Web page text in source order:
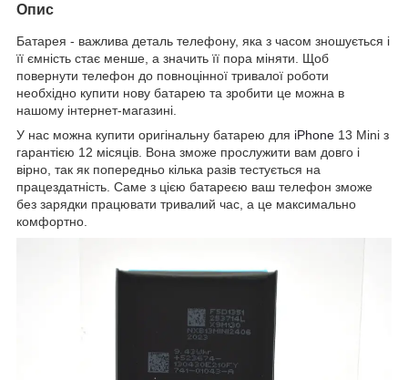
Опис
Батарея - важлива деталь телефону, яка з часом зношується і
її ємність стає менше, а значить її пора міняти. Щоб
повернути телефон до повноцінної тривалої роботи
необхідно купити нову батарею та зробити це можна в
нашому інтернет-магазині.
У нас можна купити оригінальну батарею для iPhone 13 Mini з
гарантією 12 місяців. Вона зможе прослужити вам довго і
вірно, так як попередньо кілька разів тестується на
працездатність. Саме з цією батареєю ваш телефон зможе
без зарядки працювати тривалий час, а це максимально
комфортно.